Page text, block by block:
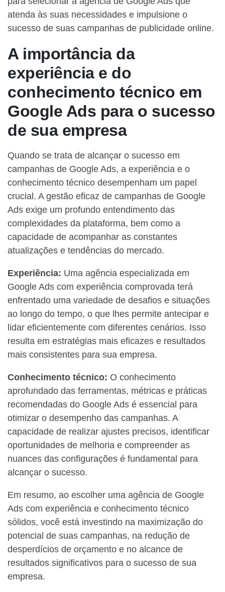
atenda às suas necessidades e impulsione o
sucesso de suas campanhas de publicidade online.
A importância da
experiência e do
conhecimento técnico em
Google Ads para o sucesso
de sua empresa
Quando se trata de alcançar o sucesso em
campanhas de Google Ads, a experiência e o
conhecimento técnico desempenham um papel
crucial. A gestão eficaz de campanhas de Google
Ads exige um profundo entendimento das
complexidades da plataforma, bem como a
capacidade de acompanhar as constantes
atualizações e tendências do mercado.
Experiência: Uma agência especializada em
Google Ads com experiência comprovada terá
enfrentado uma variedade de desafios e situações
ao longo do tempo, o que lhes permite antecipar e
lidar eficientemente com diferentes cenários. Isso
resulta em estratégias mais eficazes e resultados
mais consistentes para sua empresa.
Conhecimento técnico: O conhecimento
aprofundado das ferramentas, métricas e práticas
recomendadas do Google Ads é essencial para
otimizar o desempenho das campanhas. A
capacidade de realizar ajustes precisos, identificar
oportunidades de melhoria e compreender as
nuances das configurações é fundamental para
alcançar o sucesso.
Em resumo, ao escolher uma agência de Google
Ads com experiência e conhecimento técnico
sólidos, você está investindo na maximização do
potencial de suas campanhas, na redução de
desperdícios de orçamento e no alcance de
resultados significativos para o sucesso de sua
empresa.